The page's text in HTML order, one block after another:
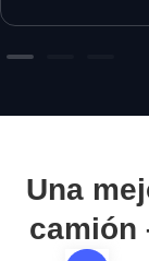
Una
camión